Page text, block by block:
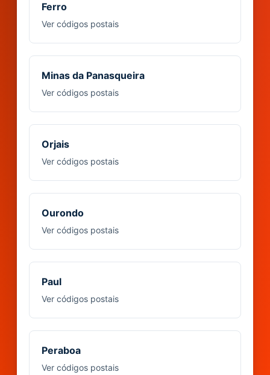
Ferro
Ver códigos postais
Minas da Panasqueira
Ver códigos postais
Orjais
Ver códigos postais
Ourondo
Ver códigos postais
Paul
Ver códigos postais
Peraboa
Ver códigos postais